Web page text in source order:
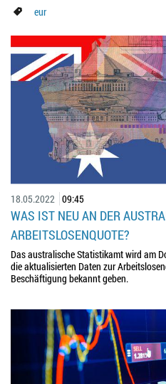
eur
18.05.2022 09:45
WAS IST NEU AN DER
ARBEITSLOSENQUOTE?
Das australische Statistikamt wird am
die aktualisierten Daten zur
Beschäftigung bekannt geben.